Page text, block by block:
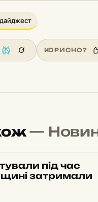
КОРИСНО?
—
під час
затримали